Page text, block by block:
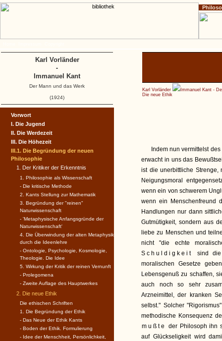
Karl Vorländer
Immanuel Kant -
Die neue Ethik
Indem nun vermittelst
erwacht in uns das
ist die unerbittliche Strenge,
Neigungsmoral
wenn ein von schwerem
wenn ein Menschenfreund
Handlungen nur dann
Gutmütigkeit, sondern aus
liebe zu Menschen und
nicht "die echte
Schuldigkeit
sind die
moralischen Gesetze
Lebensgenuß zu schaffen,
auch noch so sehr
Arzneimittel, der kranken
selbst." Solcher
methodische Konsequenz
mußte
der Philosoph ihn
auf Glückseligkeit wird
Vorwort
I. Die Jugend
II. Die Werdezeit
III. Die Höhezeit
III.1. Die Begründung der neuen
Philosophie
1. Der Kritiker der Erkenntnis
1. Philosophie als Wissenschaft
- Die kritische Methode
2. Kants Stellung zur Mathematik
3. Begründung der "reinen"
Naturwissenschaft
- 'Metaphysische Anfangsgründe der
Naturwissenschaft'
4. Die Überwindung der alten Metaphysik
durch die Ideenlehre
- Ontologie, Psychologie, Kosmologie,
Theologie. Die Idee
5. Wirkung der Kritik der reinen Vernunft
- Prolegomena
- Zweite Auflage des Hauptwerkes
2. Die neue Ethik
Die ethischen Schriften
1. Die Begründung der Ethik
- Das Neue der Ethik Kants
- Boden der Ethik. Formulierung
- Idee der Menschheit, Persönlichkeit,
Karl Vorländer
-
Immanuel Kant
Der Mann und das Werk
(1924)